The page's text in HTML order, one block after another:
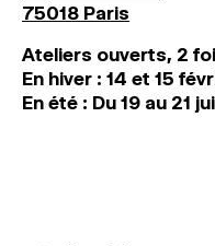
75018 Paris
Ateliers ouverts, 2
En hiver : 14 et 15
En été : Du 19 au 21